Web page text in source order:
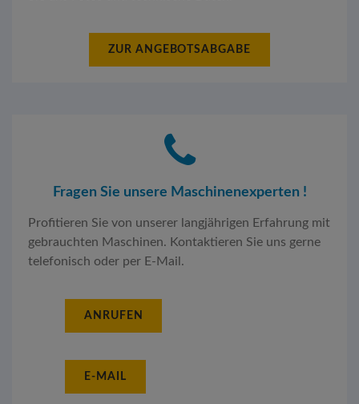
ZUR ANGEBOTSABGABE
Fragen Sie unsere Maschinenexperten !
Profitieren Sie von unserer langjährigen Erfahrung mit
gebrauchten Maschinen. Kontaktieren Sie uns gerne
telefonisch oder per E-Mail.
ANRUFEN
E-MAIL